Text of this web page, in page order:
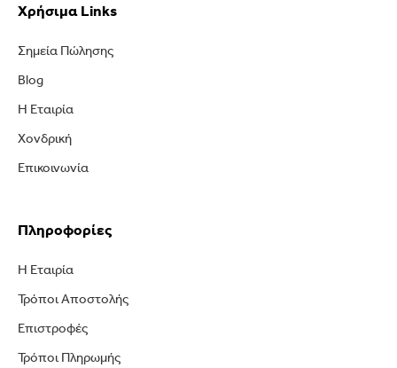
Χρήσιμα Links
Σημεία Πώλησης
Blog
Η Εταιρία
Χονδρική
Επικοινωνία
Πληροφορίες
Η Εταιρία
Τρόποι Αποστολής
Επιστροφές
Τρόποι Πληρωμής